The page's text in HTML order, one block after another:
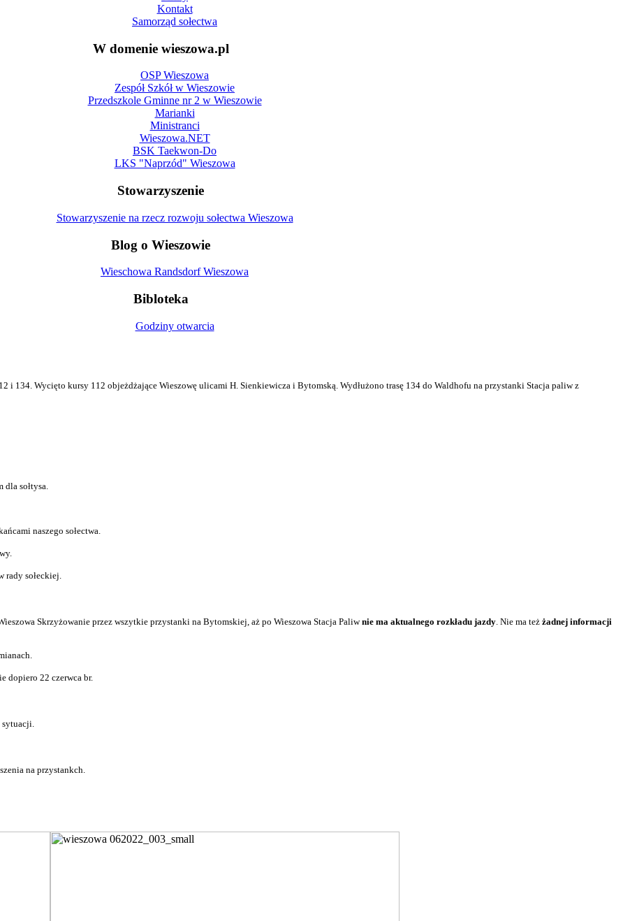
Kontakt
Samorząd sołectwa
W domenie wieszowa.pl
OSP Wieszowa
Zespół Szkół w Wieszowie
Przedszkole Gminne nr 2 w Wieszowie
Marianki
Ministranci
Wieszowa.NET
BSK Taekwon-Do
LKS "Naprzód" Wieszowa
Stowarzyszenie
Stowarzyszenie na rzecz rozwoju sołectwa Wieszowa
Blog o Wieszowie
Wieschowa Randsdorf Wieszowa
Bibloteka
Godziny otwarcia
i 134. Wycięto kursy 112 objeżdżające Wieszowę ulicami H. Sienkiewicza i Bytomską. Wydłużono trasę 134 do Waldhofu na przystanki Stacja paliw z
sołtysa.
naszego sołectwa.
sołeckiej.
Skrzyżowanie przez wszytkie przystanki na Bytomskiej, aż po Wieszowa Stacja Paliwnie ma aktualnego rozkładu jazdy . Nie ma też żadnej informacji
dopiero 22 czerwca br.
na przystankch.